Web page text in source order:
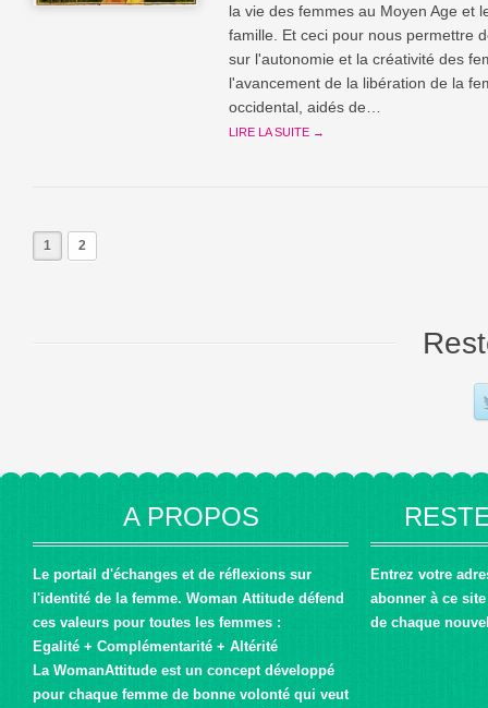
la vie des femmes au Moyen Age et
famille. Et ceci pour nous permettre
sur l'autonomie et la créativité des
l'avancement de la libération de la
occidental, aidés de…
LIRE LA SUITE →
1 2
A PROPOS
Le portail d'échanges et de réflexions sur
l'identité de la femme. Woman Attitude défend
ces valeurs pour toutes les femmes :
Egalité + Complémentarité + Altérité
La WomanAttitude est un concept développé
pour chaque femme de bonne volonté qui veut
Entrez votre
abonner à ce
de chaque